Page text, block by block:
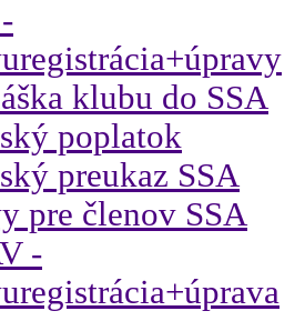
klubu do SSA
poplatok
preukaz SSA
pre členov SSA
-